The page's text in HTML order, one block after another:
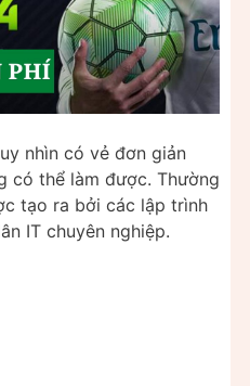
nhìn có vẻ đơn giản
có thể làm được. Thường
tạo ra bởi các lập trình
IT chuyên nghiệp.